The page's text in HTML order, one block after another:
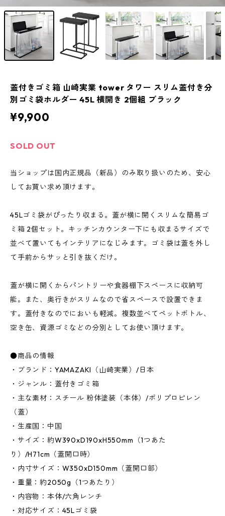
蓋付きゴミ箱 山崎実業 tower タワー スリム蓋付き分
別ゴミ袋ホルダー 45L 横開き 2個組 ブラック
¥9,900
SOLD OUT
当ショップは国内正規品（新品）のみ取り扱いのため、安心
してお買い求め頂けます。
45Lゴミ袋がぴったり収まる。蓋が横に開くスリムな簡易ゴ
ミ箱 2個セット。キッチンカウンター下にも収まるサイズで
並べて置いてもインテリアになじみます。ゴミ袋は蓋を外し
て手前からサッと引き抜くだけ。
蓋が横に開くからパントリーや食器棚下スペースに収納可
能。また、奥行きがスリムなので省スペースで設置できま
す。蓋付きなのでにおいも軽減。複数並べてペットボトル、
空き缶、資源ゴミなどの分別としてお使い頂けます。
●商品の情報
・ブランド：YAMAZAKI（山崎実業）/日本
・ジャンル：蓋付きゴミ箱
・主な素材：スチール 粉体塗装（本体）/ポリプロピレン
（蓋）
・生産国：中国
・サイズ：約W390xD190xH550mm（1つあた
り）/H71cm（蓋開口時）
・内寸サイズ：W350xD150mm（蓋開口部）
・重量：約2050g（1つあたり）
・内容物：本体/六角レンチ
・対応サイズ：45Lゴミ袋